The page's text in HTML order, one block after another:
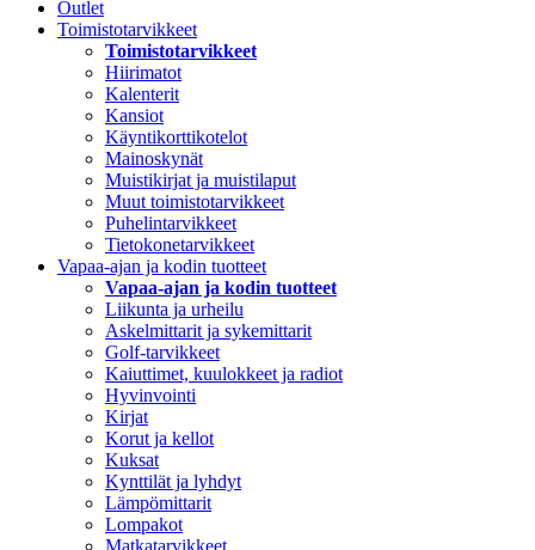
Outlet
Toimistotarvikkeet
Toimistotarvikkeet
Hiirimatot
Kalenterit
Kansiot
Käyntikorttikotelot
Mainoskynät
Muistikirjat ja muistilaput
Muut toimistotarvikkeet
Puhelintarvikkeet
Tietokonetarvikkeet
Vapaa-ajan ja kodin tuotteet
Vapaa-ajan ja kodin tuotteet
Liikunta ja urheilu
Askelmittarit ja sykemittarit
Golf-tarvikkeet
Kaiuttimet, kuulokkeet ja radiot
Hyvinvointi
Kirjat
Korut ja kellot
Kuksat
Kynttilät ja lyhdyt
Lämpömittarit
Lompakot
Matkatarvikkeet